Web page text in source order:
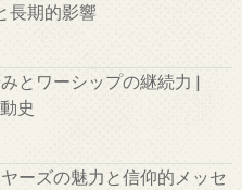
長期的影響
とワーシップの継続力 |
史
ーズの魅力と信仰的メッセ